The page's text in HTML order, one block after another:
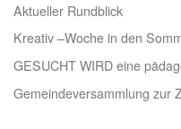
Aktueller Rundblick
Kreativ –Woche in den
GESUCHT WIRD eine
Gemeindeversammlung zur